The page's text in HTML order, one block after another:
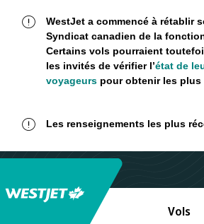
WestJet a commencé à rétablir
Syndicat canadien de la
Certains vols pourraient
les invités de vérifier l’état de
voyageurspour obtenir les plus
Les renseignements les plus
Vols